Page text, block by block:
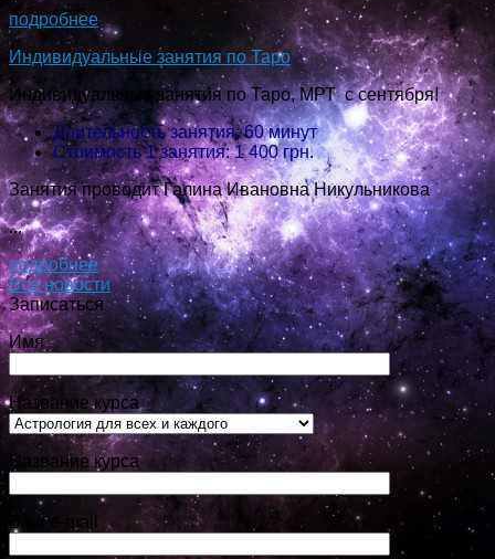
подробнее
Индивидуальные занятия по Таро
Индивидуальные занятия по Таро, МРТ с сентября!
Длительность занятия: 60 минут
Стоимость 1 занятия: 1 400 грн.
Занятия проводит Галина Ивановна Никульникова
...
подробнее
Все новости
Записаться
Имя
Название курса
Название курса
Ваш e-mail